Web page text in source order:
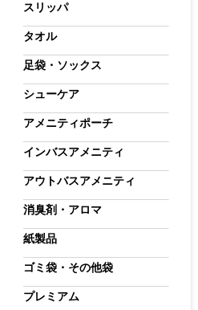
スリッパ
タオル
足袋・ソックス
シューケア
アメニティポーチ
インバスアメニティ
アウトバスアメニティ
消臭剤・アロマ
紙製品
ゴミ袋・その他袋
プレミアム